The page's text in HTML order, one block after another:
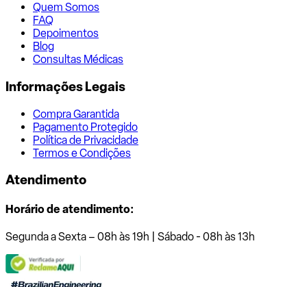
Quem Somos
FAQ
Depoimentos
Blog
Consultas Médicas
Informações Legais
Compra Garantida
Pagamento Protegido
Política de Privacidade
Termos e Condições
Atendimento
Horário de atendimento:
Segunda a Sexta – 08h às 19h | Sábado - 08h às 13h